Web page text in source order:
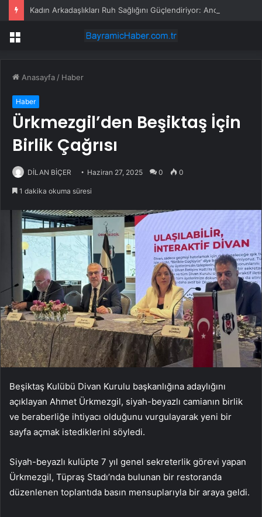
Menü
Anasayfa / Haber
Haber
Ürkmezgil’den Beşiktaş İçin
Birlik Çağrısı
DİLAN BİÇER Haziran 27, 2025 0 0
1 dakika okuma süresi
Beşiktaş Kulübü Divan Kurulu başkanlığına adaylığını
açıklayan Ahmet Ürkmezgil, siyah-beyazlı camianın birlik
ve beraberliğe ihtiyacı olduğunu vurgulayarak yeni bir
sayfa açmak istediklerini söyledi.
Siyah-beyazlı kulüpte 7 yıl genel sekreterlik görevi yapan
Ürkmezgil, Tüpraş Stadı’nda bulunan bir restoranda
düzenlenen toplantıda basın mensuplarıyla bir araya geldi.